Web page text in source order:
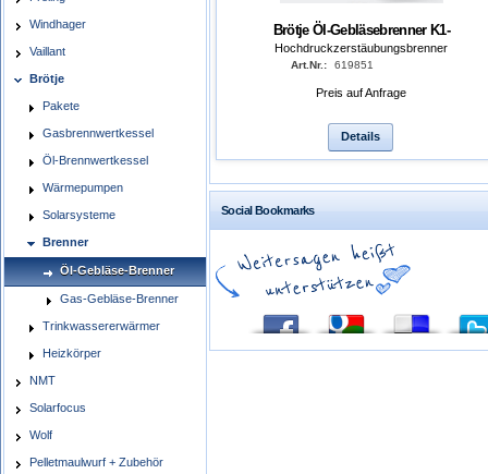
Windhager
Vaillant
Brötje
Pakete
Gasbrennwertkessel
Öl-Brennwertkessel
Wärmepumpen
Solarsysteme
Brenner
Öl-Gebläse-Brenner
Gas-Gebläse-Brenner
Trinkwassererwärmer
Heizkörper
NMT
Solarfocus
Wolf
Pelletmaulwurf + Zubehör
Brötje Öl-Gebläsebrenner K1-
Hochdruckzerstäubungsbrenner
Art.Nr.: 619851
Preis auf Anfrage
Details
Social Bookmarks